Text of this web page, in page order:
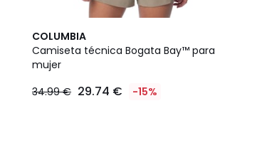
COLUMBIA
Camiseta técnica Bogata Bay™ para
mujer
34.99 € 29.74 € -15%